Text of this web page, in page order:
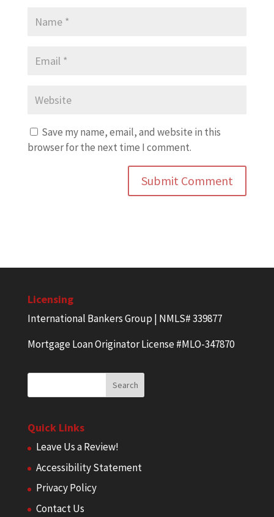
Save my name, email, and website in this
browser for the next time I comment.
Licensing
International Bankers Group | NMLS# 339877
Mortgage Loan Originator License #MLO-347870
Quick Links
Leave Us a Review!
Accessibility Statement
Privacy Policy
Contact Us